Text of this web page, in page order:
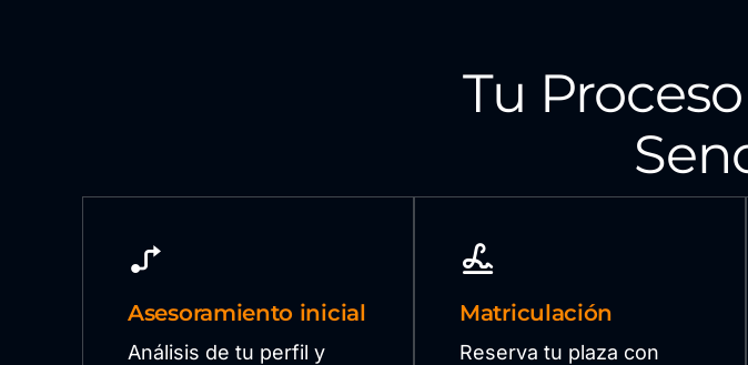
Tu
Asesoramiento inicial
Análisis de tu perfil y
Matriculación
Reserva tu plaza con